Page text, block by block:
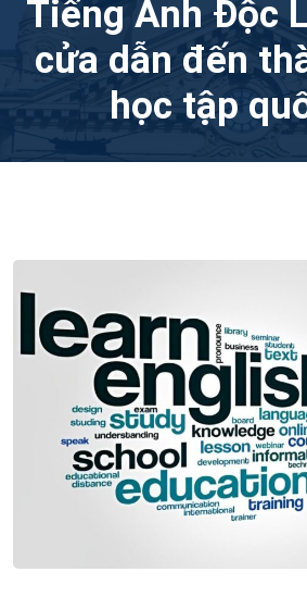
Tiếng Anh Độc
cửa dẫn đến
học tập